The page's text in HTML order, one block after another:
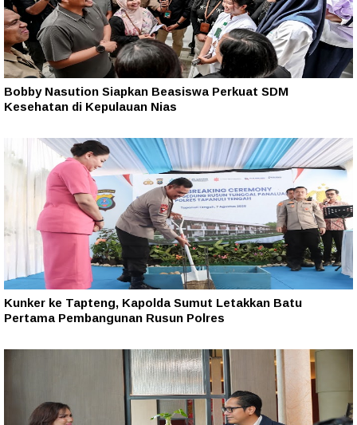
Bobby Nasution Siapkan Beasiswa Perkuat SDM
Kesehatan di Kepulauan Nias
Kunker ke Tapteng, Kapolda Sumut Letakkan Batu
Pertama Pembangunan Rusun Polres